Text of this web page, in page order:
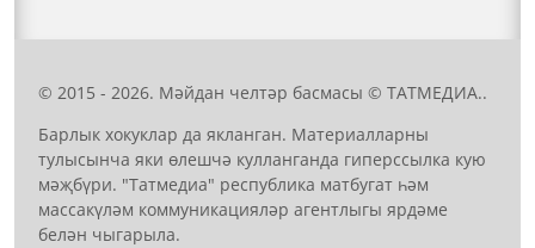
© 2015 - 2026. Мәйдан челтәр басмасы © ТАТМЕДИА..
Барлык хокуклар да якланган. Материалларны
тулысынча яки өлешчә кулланганда гиперссылка кую
мәҗбүри. "Татмедиа" республика матбугат һәм
массакүләм коммуникацияләр агентлыгы ярдәме
белән чыгарыла.